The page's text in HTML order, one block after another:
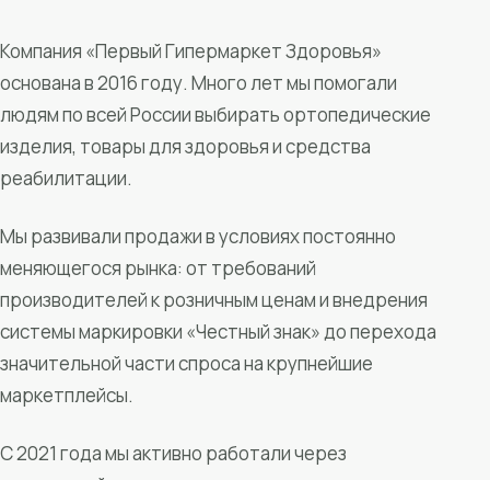
Компания «Первый Гипермаркет Здоровья»
основана в 2016 году. Много лет мы помогали
людям по всей России выбирать ортопедические
изделия, товары для здоровья и средства
реабилитации.
Мы развивали продажи в условиях постоянно
меняющегося рынка: от требований
производителей к розничным ценам и внедрения
системы маркировки «Честный знак» до перехода
значительной части спроса на крупнейшие
маркетплейсы.
С 2021 года мы активно работали через